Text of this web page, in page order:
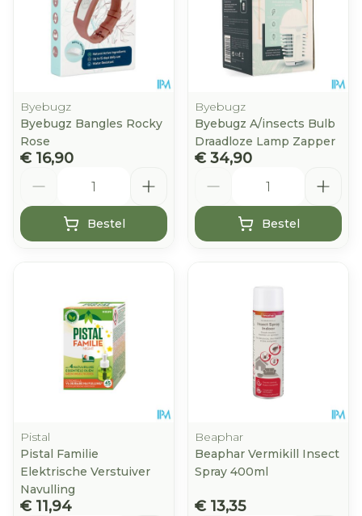
Byebugz
Byebugz Bangles Rocky
Rose
€ 16,90
Bestel
Byebugz
Byebugz A/insects Bulb
Draadloze Lamp Zapper
€ 34,90
Bestel
Pistal
Pistal Familie
Elektrische Verstuiver
Navulling
€ 11,94
Beaphar
Beaphar Vermikill Insect
Spray 400ml
€ 13,35